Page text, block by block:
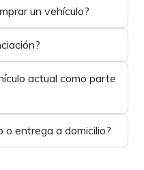
un vehículo?
actual como parte
o entrega a domicilio?